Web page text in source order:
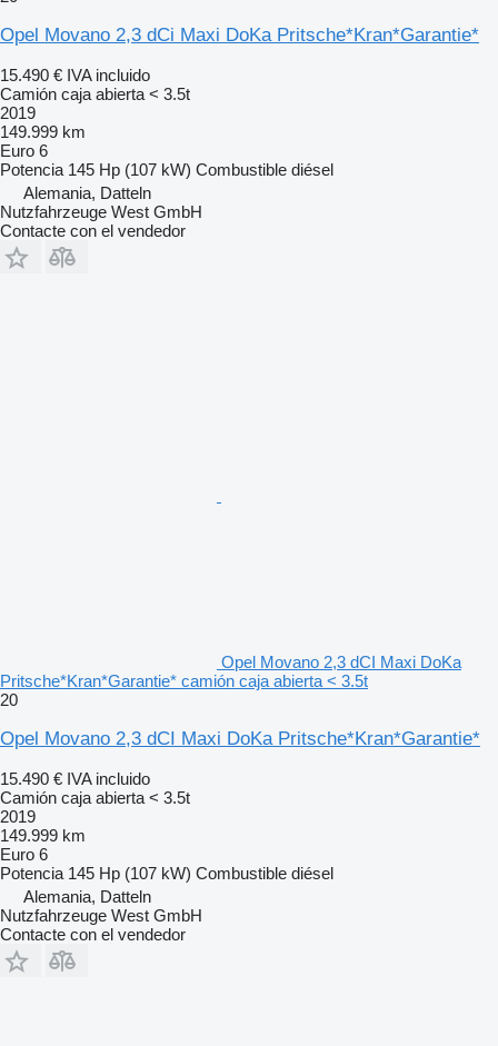
Opel Movano 2,3 dCi Maxi DoKa Pritsche*Kran*Garantie*
15.490 € IVA incluido
Camión caja abierta < 3.5t
2019
149.999 km
Euro 6
Potencia 145 Hp (107 kW) Combustible diésel
Alemania, Datteln
Nutzfahrzeuge West GmbH
Contacte con el vendedor
Opel Movano 2,3 dCI Maxi DoKa
Pritsche*Kran*Garantie* camión caja abierta < 3.5t
20
Opel Movano 2,3 dCI Maxi DoKa Pritsche*Kran*Garantie*
15.490 € IVA incluido
Camión caja abierta < 3.5t
2019
149.999 km
Euro 6
Potencia 145 Hp (107 kW) Combustible diésel
Alemania, Datteln
Nutzfahrzeuge West GmbH
Contacte con el vendedor